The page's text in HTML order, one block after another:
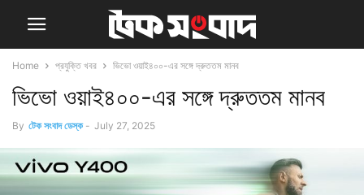
Home প্রযুক্তি খবর ভিভো ওয়াই৪০০-এর সঙ্গে দ্রুততম মানব
ভিভো ওয়াই৪০০-এর সঙ্গে দ্রুততম মানব
By টেক সংবাদ ডেস্ক - July 27, 2025